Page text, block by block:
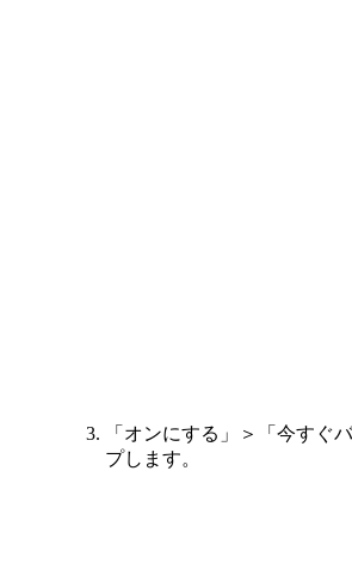
「オンにする」＞「今すぐ
プします。